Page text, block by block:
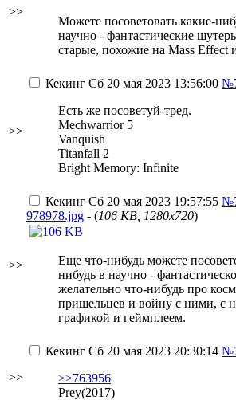
>>
Можете посоветовать какие-
научно - фантастические
старые, похожие на Mass Effect
>>
Кекинг Сб 20 мая 2023 13:56:00
Есть же посоветуй-тред.
Mechwarrior 5
Vanquish
Titanfall 2
Bright Memory: Infinite
>>
Кекинг Сб 20 мая 2023 19:57:55
978978.jpg - (106 KB, 1280x720)
Еще что-нибудь можете
нибудь в научно -
желательно что-нибудь про
пришельцев и войну с ними, с
графикой и геймплеем.
>>
Кекинг Сб 20 мая 2023 20:30:14
>>763956
Prey(2017)